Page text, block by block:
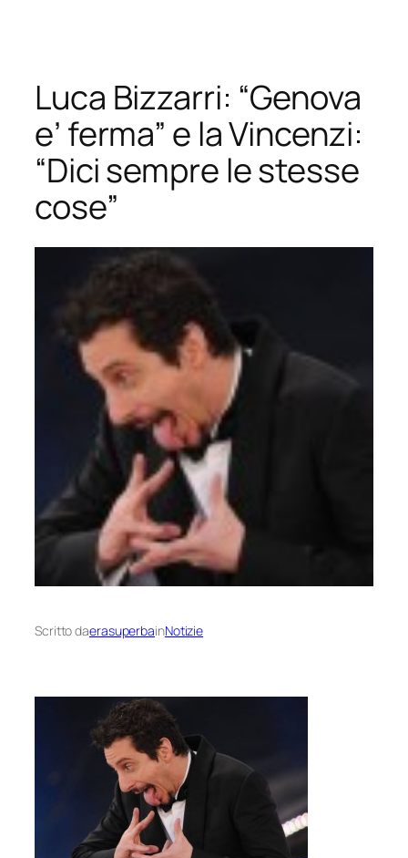
contenuto
Luca Bizzarri: “Genova
e’ ferma” e la Vincenzi:
“Dici sempre le stesse
cose”
Scritto daerasuperbainNotizie